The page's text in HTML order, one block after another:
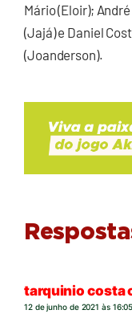
Mário (Eloir);
(Jajá) e Daniel
(Joanderson).
tarquinio costa
12 de junho de 2021 às 16:05